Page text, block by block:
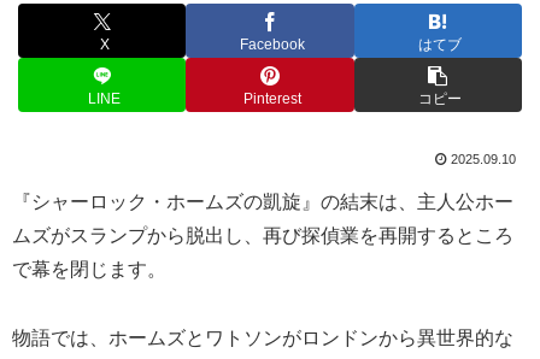
X Facebook はてブ
LINE Pinterest コピー
2025.09.10
『シャーロック・ホームズの凱旋』の結末は、主人公ホー
ムズがスランプから脱出し、再び探偵業を再開するところ
で幕を閉じます。
物語では、ホームズとワトソンがロンドンから異世界的な